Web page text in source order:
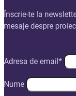
Înscrie-te la
mesaje despre
Adresa de email*
Nume